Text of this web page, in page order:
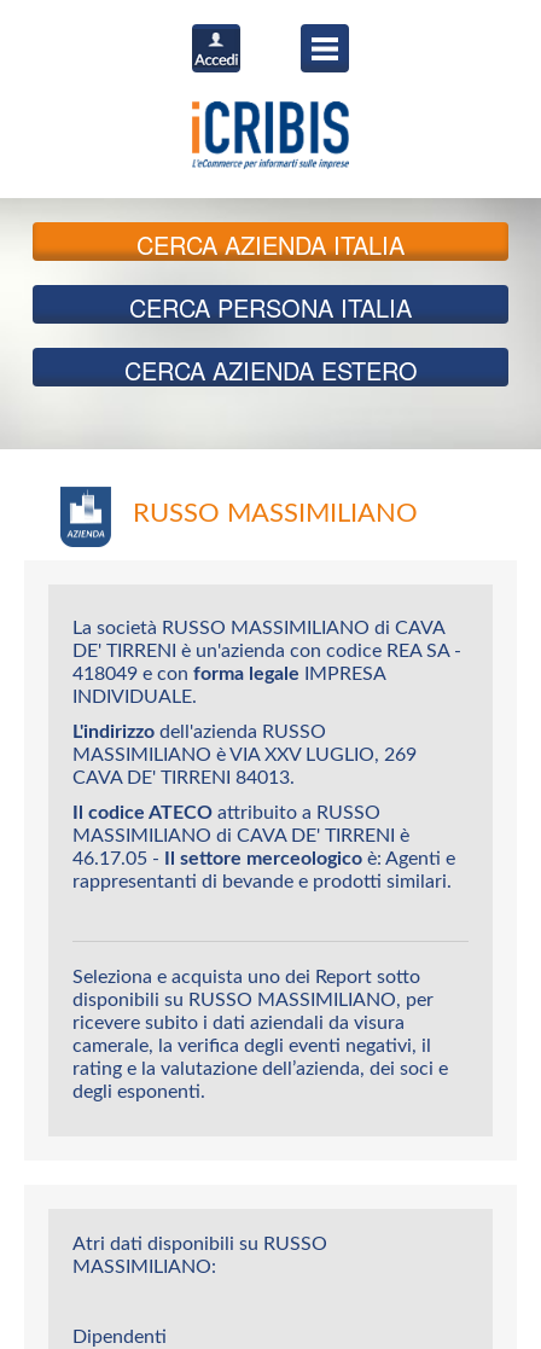
CERCAAZIENDA ITALIA
CERCA PERSONA ITALIA
CERCA AZIENDA ESTERO
RUSSO MASSIMILIANO
La società RUSSO MASSIMILIANO di CAVA
DE' TIRRENI è un'azienda con codice REA SA -
418049 e con forma legale IMPRESA
INDIVIDUALE.
L'indirizzo dell'azienda RUSSO
MASSIMILIANO è VIA XXV LUGLIO, 269
CAVA DE' TIRRENI 84013.
Il codice ATECO attribuito a RUSSO
MASSIMILIANO di CAVA DE' TIRRENI è
46.17.05 - Il settore merceologico è: Agenti e
rappresentanti di bevande e prodotti similari.
Seleziona e acquista uno dei Report sotto
disponibili su RUSSO MASSIMILIANO, per
ricevere subito i dati aziendali da visura
camerale, la verifica degli eventi negativi, il
rating e la valutazione dell’azienda, dei soci e
degli esponenti.
Atri dati disponibili su RUSSO
MASSIMILIANO:
Dipendenti